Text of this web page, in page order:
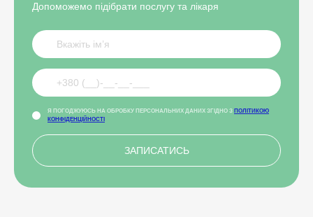
Допоможемо підібрати послугу та лікаря
Я ПОГОДЖУЮСЬ НА ОБРОБКУ ПЕРСОНАЛЬНИХ ДАНИХ ЗГІДНО З ПОЛІТИКОЮ
КОНФІДЕНЦІЙНОСТІ